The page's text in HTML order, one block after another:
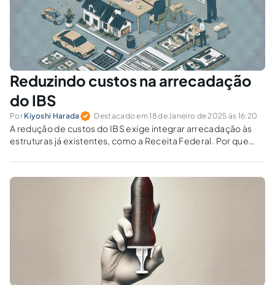
Reduzindo custos na arrecadação
do IBS
Por Kiyoshi Harada Destacado em 18 de Janeiro de 2025 às 16:20
A redução de custos do IBS exige integrar arrecadação às
estruturas já existentes, como a Receita Federal. Por que
custos?